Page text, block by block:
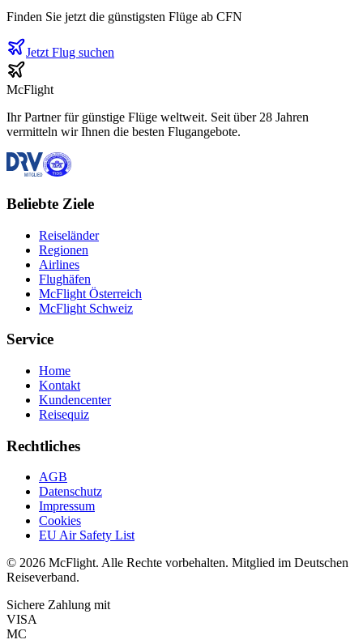
Finden Sie jetzt die günstigsten Flüge ab CFN
Jetzt Flug suchen
McFlight
Ihr Partner für günstige Flüge weltweit. Seit über 28 Jahren
vermitteln wir Ihnen die besten Flugangebote.
Beliebte Ziele
Reiseländer
Regionen
Airlines
Flughäfen
McFlight Österreich
McFlight Schweiz
Service
Home
Kontakt
Kundencenter
Reisequiz
Rechtliches
AGB
Datenschutz
Impressum
Cookies
EU Air Safety List
© 2026 McFlight. Alle Rechte vorbehalten. Mitglied im Deutschen
Reiseverband.
Sichere Zahlung mit
VISA
MC